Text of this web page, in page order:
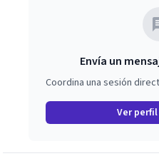
Envía un
Coordina una sesión
Ver